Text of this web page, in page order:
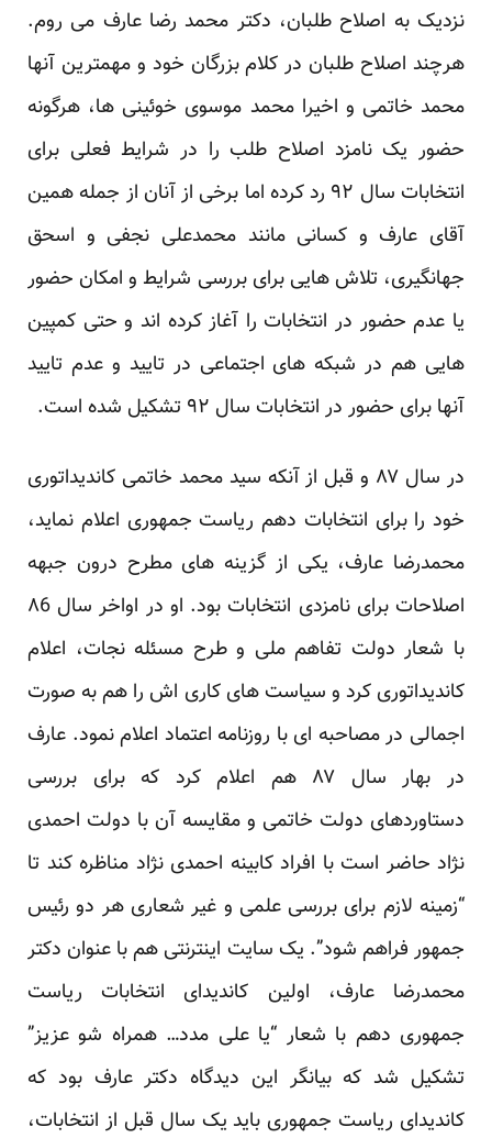
نزدیک به اصلاح طلبان، دکتر محمد رضا عارف می روم.
هرچند اصلاح طلبان در کلام بزرگان خود و مهمترین آنها
محمد خاتمی و اخیرامحمد موسوی خوئینی ها، هرگونه
حضور یک نامزد اصلاح طلب را در شرایط فعلی برای
انتخابات سال ۹۲ رد کرده اما برخی از آنان از جمله همین
آقای عارف و کسانی مانند محمدعلی نجفی و اسحق
جهانگیری، تلاش هایی برای بررسی شرایط و امکان حضور
یا عدم حضور در انتخابات را آغاز کرده اند و حتی کمپین
هایی هم در شبکه های اجتماعی در تایید و عدم تایید
آنها برای حضور در انتخابات سال ۹۲ تشکیل شده است.
در سال ۸۷ و قبل از آنکه سید محمد خاتمی کاندیداتوری
خود را برای انتخابات دهم ریاست جمهوری اعلام نماید،
محمدرضا عارف، یکی از گزینه های مطرح درون جبهه
اصلاحات برای نامزدی انتخابات بود. او در اواخر سال ۸6
با شعار دولت تفاهم ملی و طرح مسئله نجات، اعلام
کاندیداتوری کرد و سیاست های کاری اش را هم به صورت
اجمالی در مصاحبه ای با روزنامه اعتماد اعلام نمود. عارف
در بهار سال ۸۷ هم
اعلام کرد که برای بررسی
دستاوردهای دولت خاتمی و مقایسه آن با دولت احمدی
نژاد حاضر است با افراد کابینه احمدی نژاد مناظره کند تا
“زمینه لازم برای بررسی علمی و غیر شعاری هر دو رئیس
جمهور فراهم شود”. یک سایت اینترنتی هم با عنوان دکتر
محمدرضا عارف، اولین کاندیدای انتخابات ریاست
جمهوری دهم با شعار “یا علی مدد… همراه شو عزیز”
تشکیل شد که بیانگر این دیدگاه دکتر عارف بود که
کاندیدای ریاست جمهوری باید یک سال قبل از انتخابات،